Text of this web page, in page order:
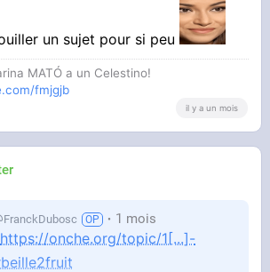
un sujet pour si peu
MATÓ a un Celestino!
fmjgjb
il y a un mois
FranckDubosc 1 mois
https://onche.org/topic/1[...]-